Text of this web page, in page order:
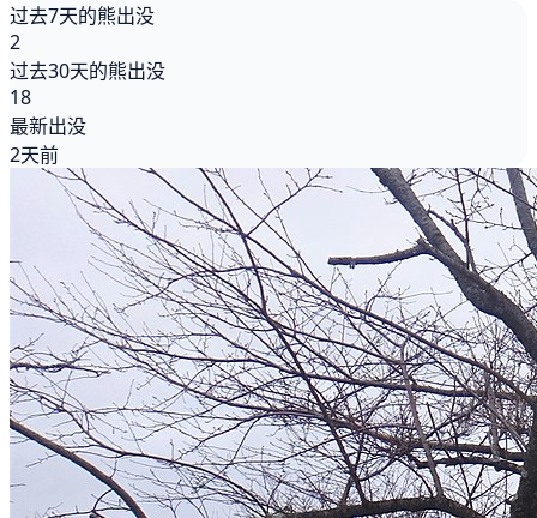
过去7天的熊出没
2
过去30天的熊出没
18
最新出没
2天前